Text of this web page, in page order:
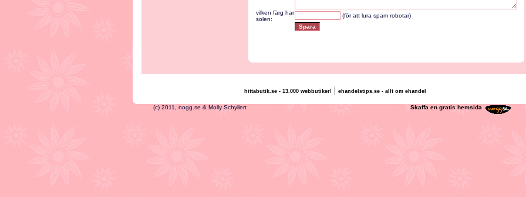
vilken färg har
solen:
(för att lura spam robotar)
hittabutik.se - 13.000 webbutiker!| ehandelstips.se - allt om ehandel
(c) 2011, nogg.se & Molly Schyllert Skaffa en gratis hemsida